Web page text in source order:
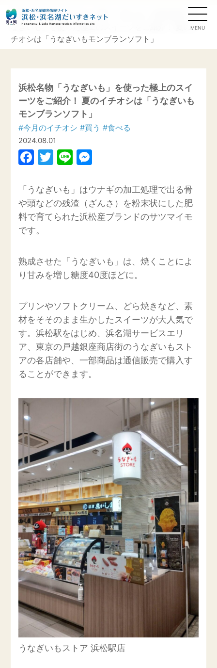
TOP»今月のイチオシ・買う
» 浜松名物「う
なぎいも」を使った極上のスイーツをご紹介！ 夏のイ
チオシは「うなぎいもモンブランソフト」
浜松名物「うなぎいも」を使った極上のスイ
ーツをご紹介！ 夏のイチオシは「うなぎいも
モンブランソフト」
#今月のイチオシ #買う #食べる
2024.08.01
Facebook
Twitter
Line
「うなぎいも」はウナギの加工処理で出る骨
や頭などの残渣（ざんさ）を粉末状にした肥
料で育てられた浜松産ブランドのサツマイモ
です。
熟成させた「うなぎいも」は、焼くことによ
り甘みを増し糖度40度ほどに。
プリンやソフトクリーム、どら焼きなど、素
材をそそのまま生かしたスイーツが大人気で
す。浜松駅をはじめ、浜名湖サービスエリ
ア、東京の戸越銀座商店街のうなぎいもスト
アの各店舗や、一部商品は通信販売で購入す
ることができます。
うなぎいもストア 浜松駅店